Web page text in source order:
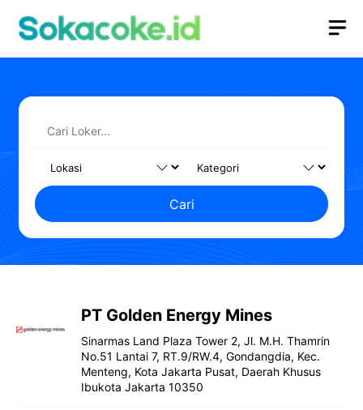
Cari
PT Golden Energy Mines
Sinarmas Land Plaza Tower 2, Jl. M.H. Thamrin
No.51 Lantai 7, RT.9/RW.4, Gondangdia, Kec.
Menteng, Kota Jakarta Pusat, Daerah Khusus
Ibukota Jakarta 10350